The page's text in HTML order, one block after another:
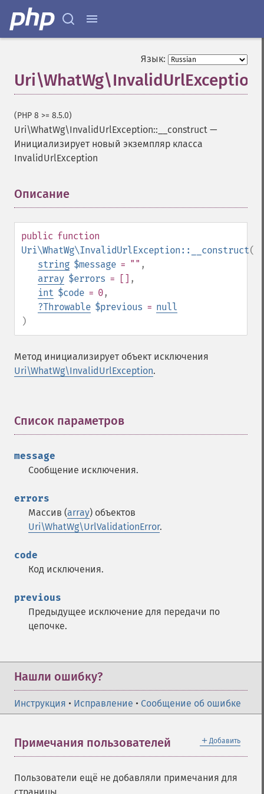
Язык:
(PHP 8 >= 8.5.0)
Uri\WhatWg\InvalidUrlException::__construct —
Инициализирует новый экземпляр класса
InvalidUrlException
Описание
public function
Uri\WhatWg\InvalidUrlException::__construct(
string $message = "" ,
array $errors = [] ,
int $code = 0,
?Throwable $previous = null
)
Метод инициализирует объект исключения
Uri\WhatWg\InvalidUrlException.
Список параметров
message
Сообщение исключения.
errors
Массив (array) объектов
Uri\WhatWg\UrlValidationError.
code
Код исключения.
previous
Предыдущее исключение для передачи по
цепочке.
Нашли ошибку?
Инструкция • Исправление • Сообщение об ошибке
＋ Добавить
Примечания пользователей
Пользователи ещё не добавляли примечания для